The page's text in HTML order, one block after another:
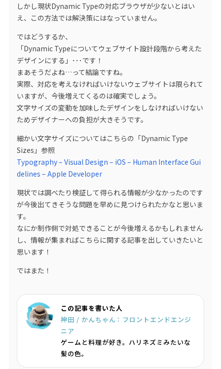
しかし現状Dynamic Typeの対応ブラウザが少ないとはい
え、この方法では解決策にはなっていません。
ではどうするか、
「Dynamic Typeについてウェブサイト設計段階から考えた
デザインにする」･･･です！
まあそうだよね…って結論ですね。
実際、対応を考えなければいけないウェブサイトは限られて
いますが、今後増えてくるのは確実でしょう。
文字サイズの変動を加味したデザインをしなければいけない
ためデザイナーへの負担が大きそうです。
細かい文字サイズについてはこちらの「Dynamic Type
Sizes」参照
Typography – Visual Design – iOS – Human Interface Gui
delines – Apple Developer
現状では調べたり検証して得られる情報が少なかったのです
が今後出てきそうな問題を早めに見つけられたかなと思いま
す。
なにか制作側で対処できることが今後増えるかもしれません
し、情報が集まればこちらに関する記事を出していきたいと
思います！
ではまた！
この記事を書いた人
神田 / かんちゃん：フロントエンドエンジ
ニア
ゲームと料理が好き。ハリネズミみたいな
髪の色。